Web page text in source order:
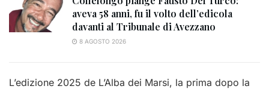
aveva 58 anni, fu il volto dell’edicola
davanti al Tribunale di Avezzano
8 AGOSTO 2026
L’edizione 2025 de L’Alba dei Marsi, la prima dopo la